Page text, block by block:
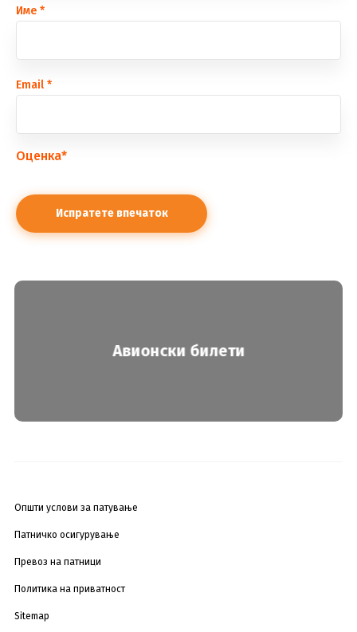
Име *
Еmail *
Оценка*
Авионски билети
Општи услови за патување
Патничко осигурување
Превоз на патници
Политика на приватност
Sitemap